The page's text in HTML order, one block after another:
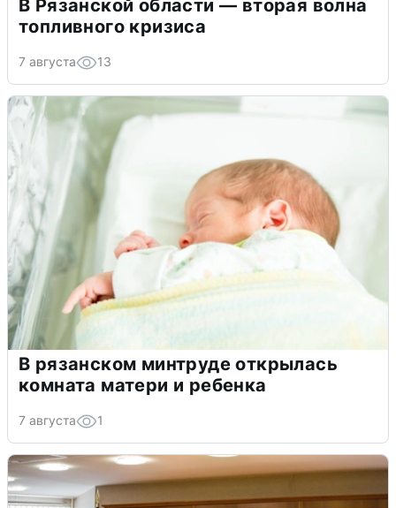
В Рязанской области — вторая волна
топливного кризиса
7 августа 13
В рязанском минтруде открылась
комната матери и ребенка
7 августа 1